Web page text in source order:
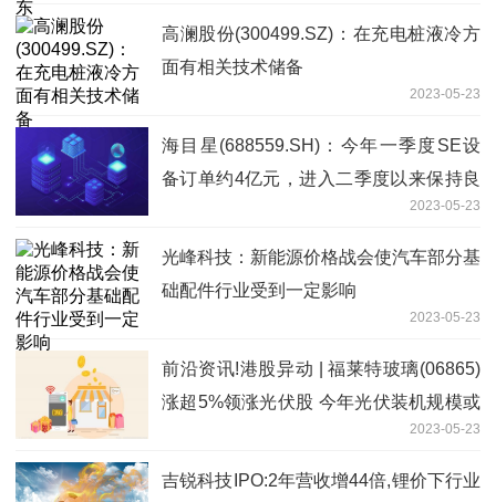
高澜股份(300499.SZ)：在充电桩液冷方
面有相关技术储备
2023-05-23
海目星(688559.SH)：今年一季度SE设
备订单约4亿元，进入二季度以来保持良
2023-05-23
光峰科技：新能源价格战会使汽车部分基
础配件行业受到一定影响
2023-05-23
前沿资讯!港股异动 | 福莱特玻璃(06865)
涨超5%领涨光伏股 今年光伏装机规模或
2023-05-23
吉锐科技IPO:2年营收增44倍,锂价下行业